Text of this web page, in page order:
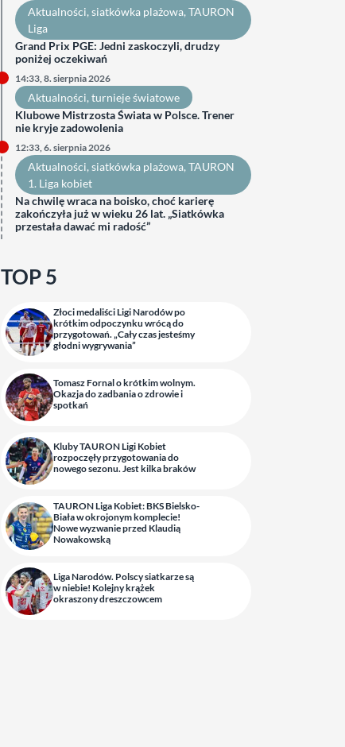
Aktualności, siatkówka plażowa, TAURON
Liga
Grand Prix PGE: Jedni zaskoczyli, drudzy
poniżej oczekiwań
14:33, 8. sierpnia 2026
Aktualności, turnieje światowe
Klubowe Mistrzosta Świata w Polsce. Trener
nie kryje zadowolenia
12:33, 6. sierpnia 2026
Aktualności, siatkówka plażowa, TAURON
1. Liga kobiet
Na chwilę wraca na boisko, choć karierę
zakończyła już w wieku 26 lat. „Siatkówka
przestała dawać mi radość”
TOP 5
Złoci medaliści Ligi Narodów po
krótkim odpoczynku wrócą do
przygotowań. „Cały czas jesteśmy
głodni wygrywania”
Tomasz Fornal o krótkim wolnym.
Okazja do zadbania o zdrowie i
spotkań
Kluby TAURON Ligi Kobiet
rozpoczęły przygotowania do
nowego sezonu. Jest kilka braków
TAURON Liga Kobiet: BKS Bielsko-
Biała w okrojonym komplecie!
Nowe wyzwanie przed Klaudią
Nowakowską
Liga Narodów. Polscy siatkarze są
w niebie! Kolejny krążek
okraszony dreszczowcem